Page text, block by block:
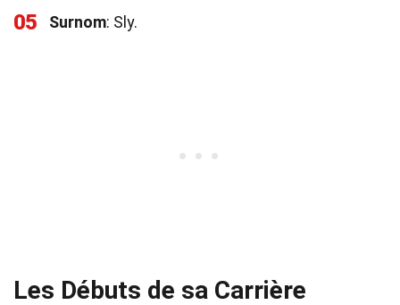
05 Surnom: Sly.
Les Débuts de sa Carrière